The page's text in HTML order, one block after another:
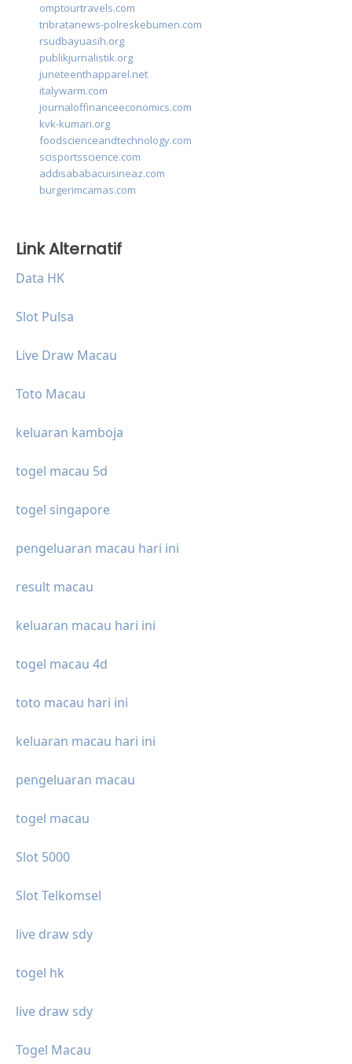
omptourtravels.com
tribratanews-polreskebumen.com
rsudbayuasih.org
publikjurnalistik.org
juneteenthapparel.net
italywarm.com
journaloffinanceeconomics.com
kvk-kumari.org
foodscienceandtechnology.com
scisportsscience.com
addisababacuisineaz.com
burgerimcamas.com
Link Alternatif
Data HK
Slot Pulsa
Live Draw Macau
Toto Macau
keluaran kamboja
togel macau 5d
togel singapore
pengeluaran macau hari ini
result macau
keluaran macau hari ini
togel macau 4d
toto macau hari ini
keluaran macau hari ini
pengeluaran macau
togel macau
Slot 5000
Slot Telkomsel
live draw sdy
togel hk
live draw sdy
Togel Macau